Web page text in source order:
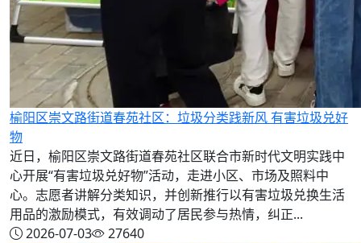
榆阳区崇文路街道春苑社区：垃圾分类践新风 有害垃圾兑好
物
近日，榆阳区崇文路街道春苑社区联合市新时代文明实践中
心开展“有害垃圾兑好物”活动，走进小区、市场及照料中
心。志愿者讲解分类知识，并创新推行以有害垃圾兑换生活
用品的激励模式，有效调动了居民参与热情，纠正...
2026-07-03
27640